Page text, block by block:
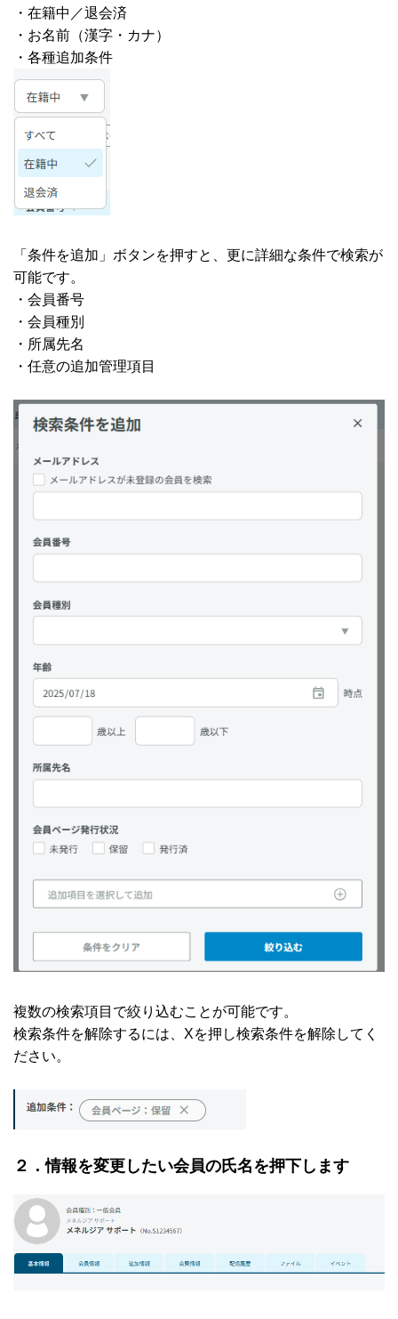
・在籍中／退会済
・お名前（漢字・カナ）
・各種追加条件
「条件を追加」ボタンを押すと、更に詳細な条件で検索が
可能です。
・会員番号
・会員種別
・所属先名
・任意の追加管理項目
複数の検索項目で絞り込むことが可能です。
検索条件を解除するには、Xを押し検索条件を解除してく
ださい。
２．情報を変更したい会員の氏名を押下します